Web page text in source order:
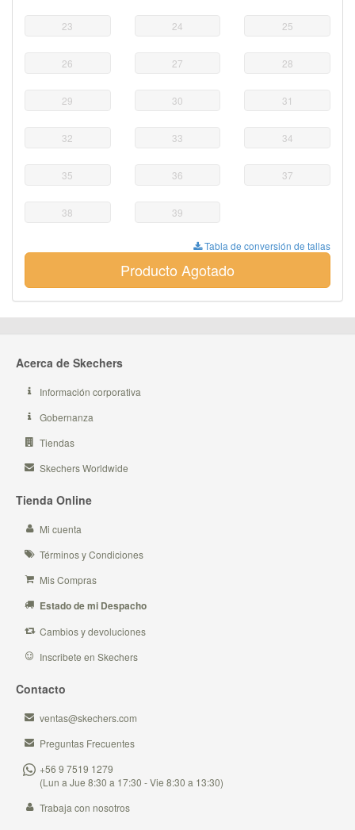
23 24 25
26 27 28
29 30 31
32 33 34
35 36 37
38 39
Tabla de conversión de tallas
Producto Agotado
Acerca de Skechers
Información corporativa
Gobernanza
Tiendas
Skechers Worldwide
Tienda Online
Mi cuenta
Términos y Condiciones
Mis Compras
Estado de mi Despacho
Cambios y devoluciones
Inscribete en Skechers
Contacto
ventas@skechers.com
Preguntas Frecuentes
+56 9 7519 1279
(Lun a Jue 8:30 a 17:30 - Vie 8:30 a 13:30)
Trabaja con nosotros